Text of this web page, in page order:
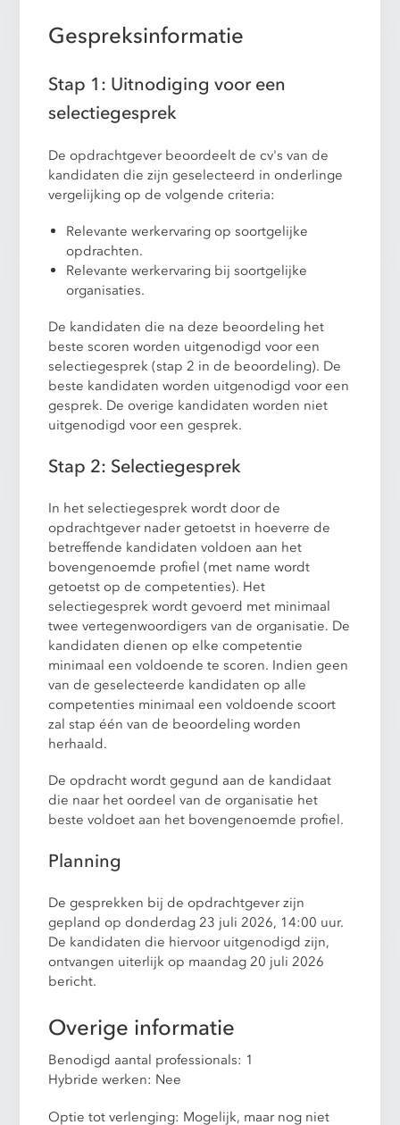
Gespreksinformatie
Stap 1: Uitnodiging voor een
selectiegesprek
De opdrachtgever beoordeelt de cv's van de
kandidaten die zijn geselecteerd in onderlinge
vergelijking op de volgende criteria:
Relevante werkervaring op soortgelijke
opdrachten.
Relevante werkervaring bij soortgelijke
organisaties.
De kandidaten die na deze beoordeling het
beste scoren worden uitgenodigd voor een
selectiegesprek (stap 2 in de beoordeling). De
beste kandidaten worden uitgenodigd voor een
gesprek. De overige kandidaten worden niet
uitgenodigd voor een gesprek.
Stap 2: Selectiegesprek
In het selectiegesprek wordt door de
opdrachtgever nader getoetst in hoeverre de
betreffende kandidaten voldoen aan het
bovengenoemde profiel (met name wordt
getoetst op de competenties). Het
selectiegesprek wordt gevoerd met minimaal
twee vertegenwoordigers van de organisatie. De
kandidaten dienen op elke competentie
minimaal een voldoende te scoren. Indien geen
van de geselecteerde kandidaten op alle
competenties minimaal een voldoende scoort
zal stap één van de beoordeling worden
herhaald.
De opdracht wordt gegund aan de kandidaat
die naar het oordeel van de organisatie het
beste voldoet aan het bovengenoemde profiel.
Planning
De gesprekken bij de opdrachtgever zijn
gepland op donderdag 23 juli 2026, 14:00 uur.
De kandidaten die hiervoor uitgenodigd zijn,
ontvangen uiterlijk op maandag 20 juli 2026
bericht.
Overige informatie
Benodigd aantal professionals: 1
Hybride werken: Nee
Optie tot verlenging: Mogelijk, maar nog niet